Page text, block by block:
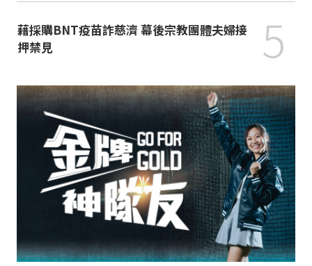
藉採購BNT疫苗詐慈濟 幕後宗教團體夫婦接
押禁見
5